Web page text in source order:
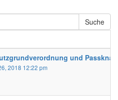
Suche
und
2018 12:22 pm